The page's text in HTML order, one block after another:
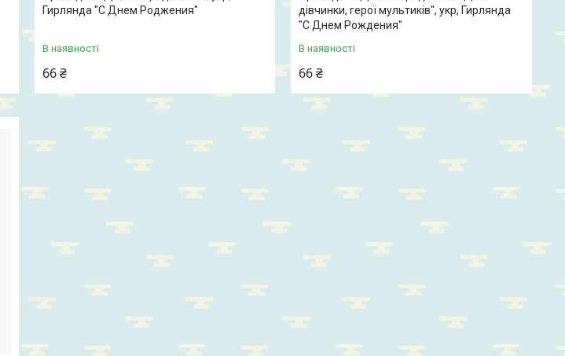
Гирлянда "С Днем Роджения"
В наявності
66 ₴
дівчинки, герої мультиків", укр, Гирлянда
"С Днем Рождения"
В наявності
66 ₴